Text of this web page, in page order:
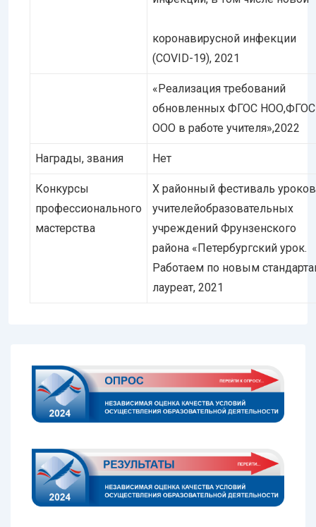
коронавирусной инфекции
(COVID-19), 2021
«Реализация требований
обновленных ФГОС НОО,ФГОС
ООО в работе учителя»,2022
Награды, звания Нет
Конкурсы
профессионального
мастерства
Х районный фестиваль уроков
учителейобразовательных
учреждений Фрунзенского
района «Петербургский урок.
Работаем по новым
лауреат, 2021